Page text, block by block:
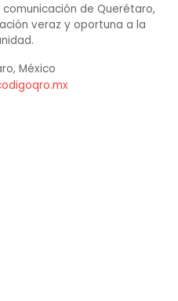
de Querétaro,
veraz y oportuna a la
México